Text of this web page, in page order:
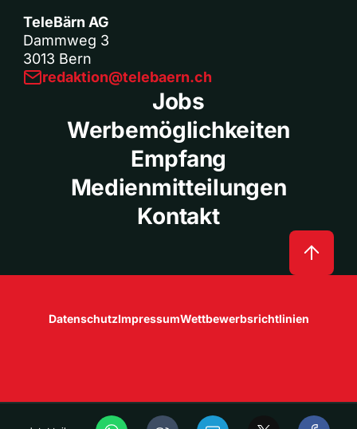
TeleBärn AG
Dammweg 3
3013 Bern
redaktion@telebaern.ch
Jobs
Werbemöglichkeiten
Empfang
Medienmitteilungen
Kontakt
DatenschutzImpressumWettbewerbsrichtlinien